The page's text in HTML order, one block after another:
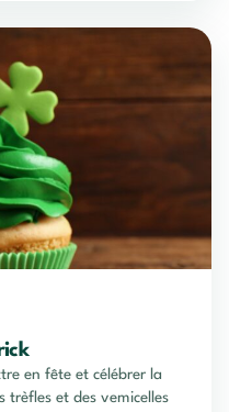
en fête et célébrer la
trèfles et des vemicelles